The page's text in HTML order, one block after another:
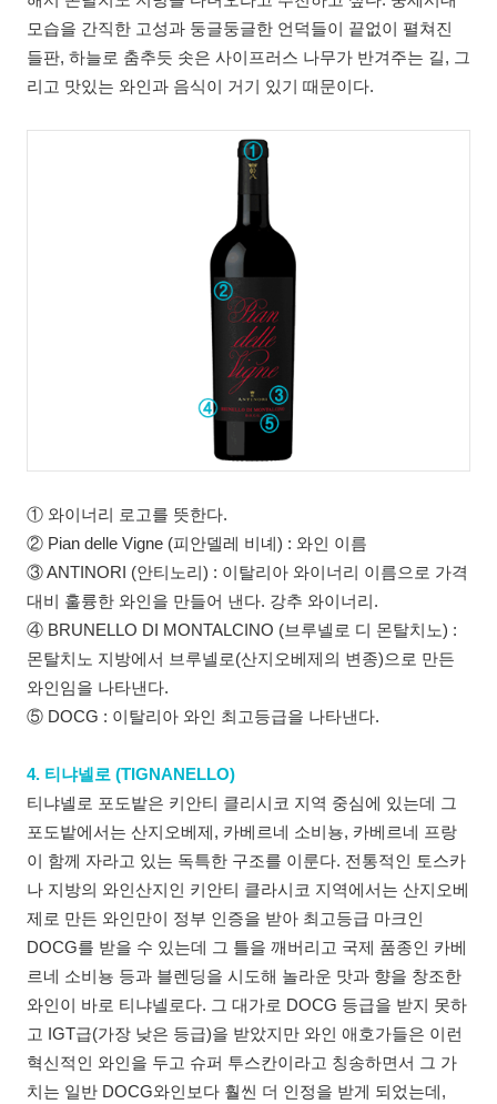
모습을 간직한 고성과 둥글둥글한 언덕들이 끝없이 펼쳐진
들판, 하늘로 춤추듯 솟은 사이프러스 나무가 반겨주는 길, 그
리고 맛있는 와인과 음식이 거기 있기 때문이다.
① 와이너리 로고를 뜻한다.
② Pian delle Vigne (피안델레 비녜) : 와인 이름
③ ANTINORI (안티노리) : 이탈리아 와이너리 이름으로 가격
대비 훌륭한 와인을 만들어 낸다. 강추 와이너리.
④ BRUNELLO DI MONTALCINO (브루넬로 디 몬탈치노) :
몬탈치노 지방에서 브루넬로(산지오베제의 변종)으로 만든
와인임을 나타낸다.
⑤ DOCG : 이탈리아 와인 최고등급을 나타낸다.
4. 티냐넬로 (TIGNANELLO)
티냐넬로 포도밭은 키안티 클리시코 지역 중심에 있는데 그
포도밭에서는 산지오베제, 카베르네 소비뇽, 카베르네 프랑
이 함께 자라고 있는 독특한 구조를 이룬다. 전통적인 토스카
나 지방의 와인산지인 키안티 클라시코 지역에서는 산지오베
제로 만든 와인만이 정부 인증을 받아 최고등급 마크인
DOCG를 받을 수 있는데 그 틀을 깨버리고 국제 품종인 카베
르네 소비뇽 등과 블렌딩을 시도해 놀라운 맛과 향을 창조한
와인이 바로 티냐넬로다. 그 대가로 DOCG 등급을 받지 못하
고 IGT급(가장 낮은 등급)을 받았지만 와인 애호가들은 이런
혁신적인 와인을 두고 슈퍼 투스칸이라고 칭송하면서 그 가
치는 일반 DOCG와인보다 훨씬 더 인정을 받게 되었는데,